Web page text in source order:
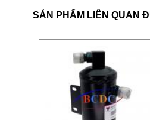
SẢN PHẨM LIÊN QUAN